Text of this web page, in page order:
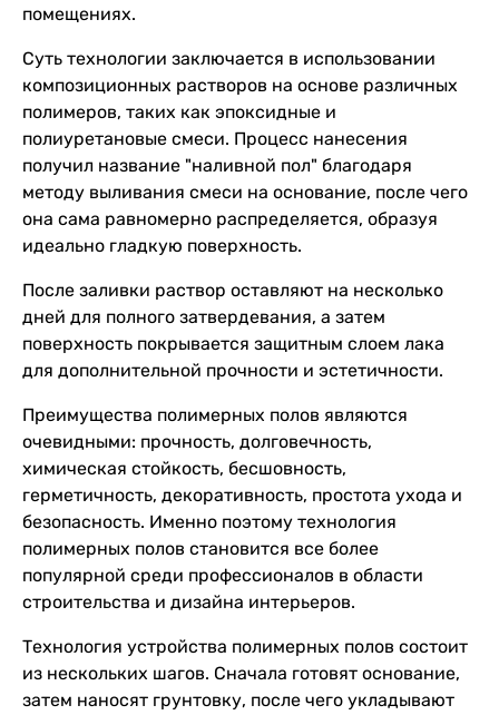
помещениях.
Суть технологии заключается в использовании
композиционных растворов на основе различных
полимеров, таких как эпоксидные и
полиуретановые смеси. Процесс нанесения
получил название "наливной пол" благодаря
методу выливания смеси на основание, после чего
она сама равномерно распределяется, образуя
идеально гладкую поверхность.
После заливки раствор оставляют на несколько
дней для полного затвердевания, а затем
поверхность покрывается защитным слоем лака
для дополнительной прочности и эстетичности.
Преимущества полимерных полов являются
очевидными: прочность, долговечность,
химическая стойкость, бесшовность,
герметичность, декоративность, простота ухода и
безопасность. Именно поэтому технология
полимерных полов становится все более
популярной среди профессионалов в области
строительства и дизайна интерьеров.
Технология устройства полимерных полов состоит
из нескольких шагов. Сначала готовят основание,
затем наносят грунтовку, после чего укладывают